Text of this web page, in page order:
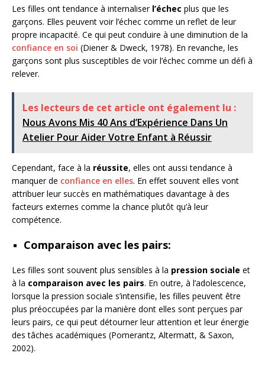
Les filles ont tendance à internaliser l’échec plus que les
garçons. Elles peuvent voir l’échec comme un reflet de leur
propre incapacité. Ce qui peut conduire à une diminution de la
confiance en soi (Diener & Dweck, 1978). En revanche, les
garçons sont plus susceptibles de voir l’échec comme un défi à
relever.
Les lecteurs de cet article ont également lu :
Nous Avons Mis 40 Ans d’Expérience Dans Un
Atelier Pour Aider Votre Enfant à Réussir
Cependant, face à la réussite, elles ont aussi tendance à
manquer de confiance en elles. En effet souvent elles vont
attribuer leur succès en mathématiques davantage à des
facteurs externes comme la chance plutôt qu’à leur
compétence.
Comparaison avec les pairs:
Les filles sont souvent plus sensibles à la pression sociale et
à la comparaison avec les pairs. En outre, à l’adolescence,
lorsque la pression sociale s’intensifie, les filles peuvent être
plus préoccupées par la manière dont elles sont perçues par
leurs pairs, ce qui peut détourner leur attention et leur énergie
des tâches académiques (Pomerantz, Altermatt, & Saxon,
2002).